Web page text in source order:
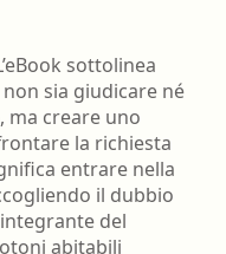
sottolinea
sia giudicare né
ma creare uno
la richiesta
entrare nella
il dubbio
del
abitabili